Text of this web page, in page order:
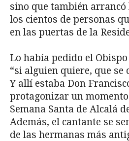
sino que también arrancó
los cientos de personas
en las puertas de la
Lo había pedido el
“si alguien quiere, que se
Y allí estaba Don
protagonizar un
Semana Santa de Alcalá
Además, el cantante se
de las hermanas más